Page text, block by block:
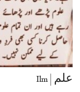
علم | Ilm